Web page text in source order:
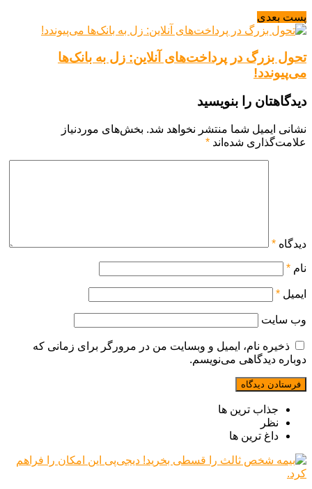
پست بعدی
تحول بزرگ در پرداخت‌های آنلاین: زل به بانک‌ها
می‌پیوندد!
دیدگاهتان را بنویسید
نشانی ایمیل شما منتشر نخواهد شد. بخش‌های موردنیاز
علامت‌گذاری شده‌اند *
دیدگاه *
نام *
ایمیل *
وب‌ سایت
ذخیره نام، ایمیل و وبسایت من در مرورگر برای زمانی که
دوباره دیدگاهی می‌نویسم.
جذاب ترین ها
نظر
داغ ترین ها